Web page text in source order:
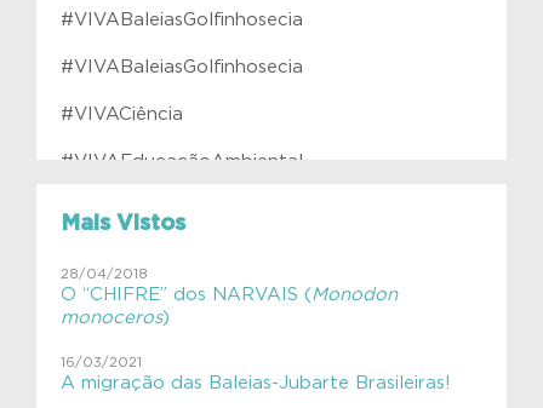
#VIVABaleiasGolfinhosecia
#VIVABaleiasGolfinhosecia
#VIVACiência
#VIVAEducaçãoAmbiental
#VIVAJulianaMolás
#VIVAnasEscolas
Mais Vistos
28/04/2018
O “CHIFRE” dos NARVAIS (Monodon
monoceros)
16/03/2021
A migração das Baleias-Jubarte Brasileiras!